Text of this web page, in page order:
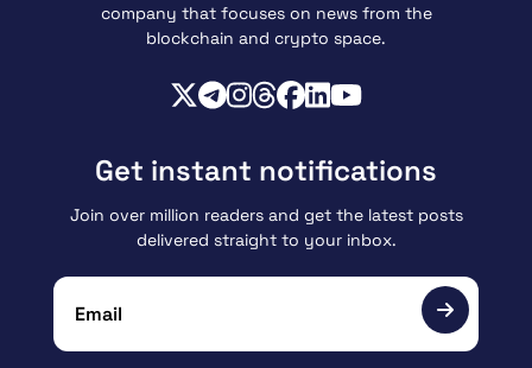
company that focuses on news from the
blockchain and crypto space.
Get instant notifications
Join over million readers and get the latest posts
delivered straight to your inbox.